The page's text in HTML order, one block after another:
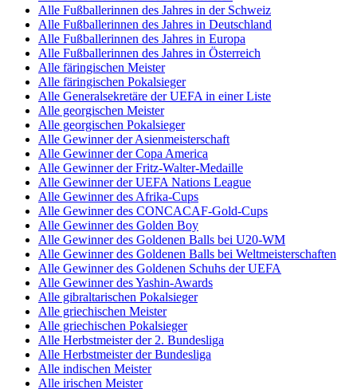
Alle Fußballerinnen des Jahres in der Schweiz
Alle Fußballerinnen des Jahres in Deutschland
Alle Fußballerinnen des Jahres in Europa
Alle Fußballerinnen des Jahres in Österreich
Alle färingischen Meister
Alle färingischen Pokalsieger
Alle Generalsekretäre der UEFA in einer Liste
Alle georgischen Meister
Alle georgischen Pokalsieger
Alle Gewinner der Asienmeisterschaft
Alle Gewinner der Copa America
Alle Gewinner der Fritz-Walter-Medaille
Alle Gewinner der UEFA Nations League
Alle Gewinner des Afrika-Cups
Alle Gewinner des CONCACAF-Gold-Cups
Alle Gewinner des Golden Boy
Alle Gewinner des Goldenen Balls bei U20-WM
Alle Gewinner des Goldenen Balls bei Weltmeisterschaften
Alle Gewinner des Goldenen Schuhs der UEFA
Alle Gewinner des Yashin-Awards
Alle gibraltarischen Pokalsieger
Alle griechischen Meister
Alle griechischen Pokalsieger
Alle Herbstmeister der 2. Bundesliga
Alle Herbstmeister der Bundesliga
Alle indischen Meister
Alle irischen Meister